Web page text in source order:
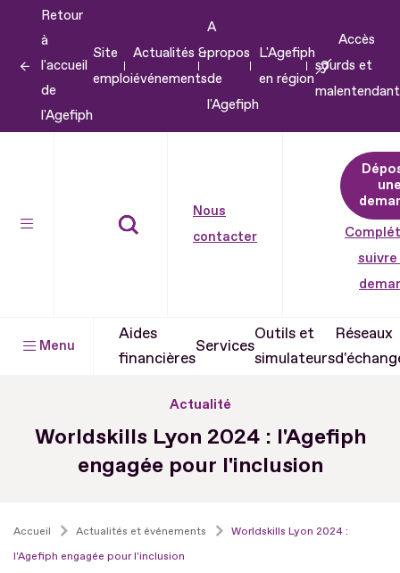
contenu
Retour
à
l'accueil
de
l'Agefiph
Site
emploi
Actualités &
événements
A
propos
de
l'Agefiph
L'Agefiph
en région
Accès
sourds et
Nous
contacter
suivre
Menu
Aides
financières
Services
Outils et
simulateurs
Réseaux
Actualité
Worldskills Lyon 2024 : l'Agefiph
engagée pour l'inclusion
Accueil Actualités et événements
Worldskills Lyon 2024 :
l'Agefiph engagée pour l'inclusion